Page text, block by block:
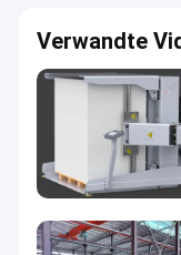
Verwandte